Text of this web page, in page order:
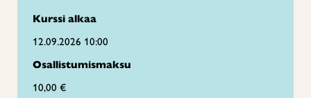
Kurssi alkaa
12.09.2026 10:00
Osallistumismaksu
10,00 €